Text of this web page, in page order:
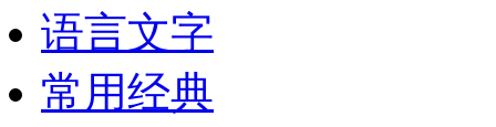
语言文字
常用经典